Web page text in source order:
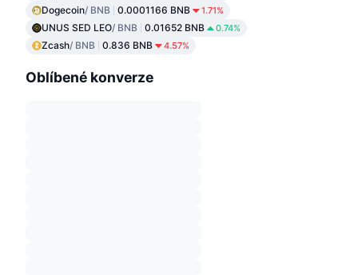
Dogecoin/ BNB 0.0001166 BNB 1.71%
UNUS SED LEO/ BNB 0.01652 BNB 0.74%
Zcash/ BNB 0.836 BNB 4.57%
Oblíbené konverze